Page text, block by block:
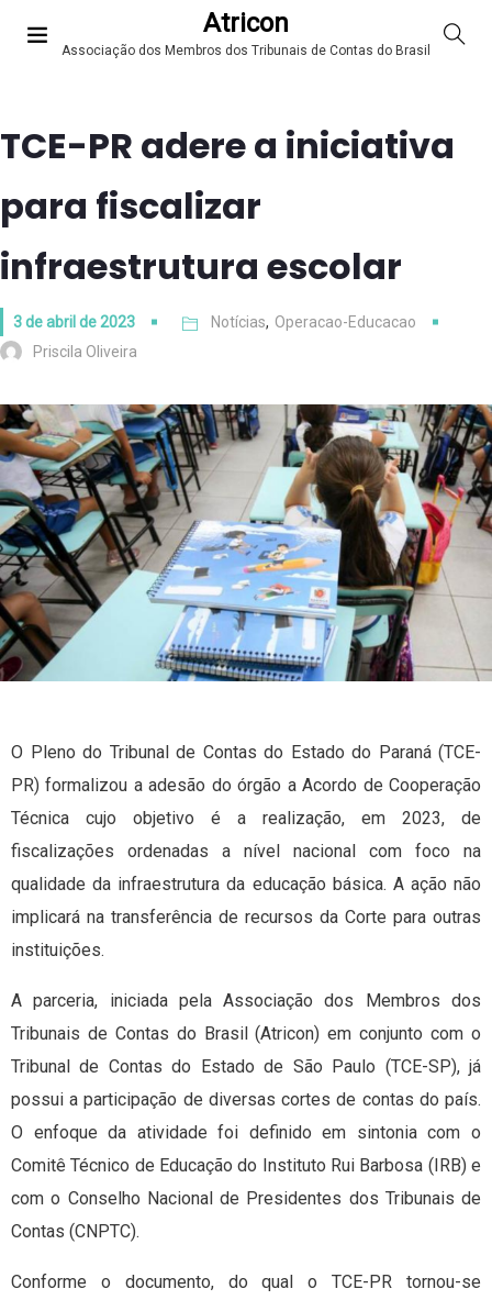
Atricon
Associação dos Membros dos Tribunais de Contas do Brasil
TCE-PR adere a iniciativa
para fiscalizar
infraestrutura escolar
3 de abril de 2023 Notícias, Operacao-Educacao
Priscila Oliveira
O Pleno do Tribunal de Contas do Estado do Paraná (TCE-
PR) formalizou a adesão do órgão a Acordo de Cooperação
Técnica cujo objetivo é a realização, em 2023, de
fiscalizações ordenadas a nível nacional com foco na
qualidade da infraestrutura da educação básica. A ação não
implicará na transferência de recursos da Corte para outras
instituições.
A parceria, iniciada pela Associação dos Membros dos
Tribunais de Contas do Brasil (Atricon) em conjunto com o
Tribunal de Contas do Estado de São Paulo (TCE-SP), já
possui a participação de diversas cortes de contas do país.
O enfoque da atividade foi definido em sintonia com o
Comitê Técnico de Educação do Instituto Rui Barbosa (IRB) e
com o Conselho Nacional de Presidentes dos Tribunais de
Contas (CNPTC).
Conforme o documento, do qual o TCE-PR tornou-se